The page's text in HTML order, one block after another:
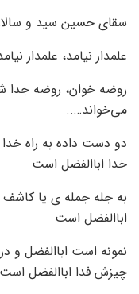
سقای حسین سید و سالار
علمدار نیامد، علمدار
روضه خوان، روضه جدا
می‌خواند…..
دو دست داده به راه
خدا اباالفضل است
به جله جمله ی یا
اباالفضل است
نمونه است اباالفضل
چیزش فدا اباالفضل است